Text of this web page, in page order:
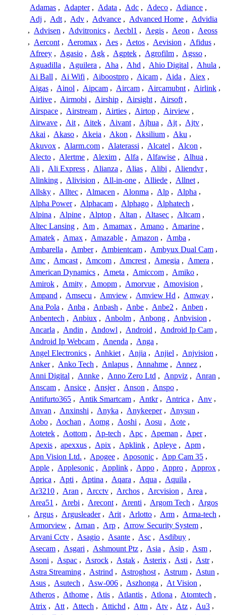
Adamas , Adapter , Adata , Adc , Adeco , Adiance ,
Adj , Adt , Adv , Advance , Advanced Home , Advidia
, Advisen , Advitronics , Aecbl1 , Aegis , Aeon , Aeoss
, Aercont , Aeromax , Aes , Aetos , Aevision , Afidus ,
Afreey , Agasio , Agk , Agptek , Agrofilm , Agsso ,
Aguadilla , Aguilera , Aha , Ahd , Ahio Digital , Ahula ,
Ai Ball , Ai Wifi , Aiboostpro , Aicam , Aida , Aiex ,
Aigas , Ainol , Aipcam , Aircam , Aircamubnt , Airlink ,
Airlive , Airmobi , Airship , Airsight , Airsoft ,
Airspace , Airstream , Airties , Airtop , Airview ,
Airwave , Ait , Aitek , Aivant , Ajhua , Ajt , Ajtv ,
Akai , Akaso , Akeia , Akon , Aksilium , Aku ,
Akuvox , Alarm.com , Alaterassi , Alcatel , Alcon ,
Alecto , Alertme , Alexim , Alfa , Alfawise , Alhua ,
Ali , Ali Express , Alianza , Alias , Alibi , Aliendvr ,
Alinking , Alivision , All-in-one , Alliede , Allnet ,
Allsky , Alltec , Almacen , Alonma , Alp , Alpha ,
Alpha Power , Alphacam , Alphago , Alphatech ,
Alpina , Alpine , Alptop , Altan , Altasec , Altcam ,
Altec Lansing , Am , Amamax , Amano , Amarine ,
Amatek , Amax , Amazable , Amazon , Amba ,
Ambarella , Amber , Ambientcam , Ambyux Dual Cam ,
Amc , Amcast , Amcom , Amcrest , Amegia , Amera ,
American Dynamics , Ameta , Amiccom , Amiko ,
Amirok , Amity , Amopm , Amorvue , Amovision ,
Ampand , Amsecu , Amview , Amview Hd , Amway ,
Ana Pola , Anba , Anbash , Anbe , Anbe2 , Anben ,
Anbentech , Anbiux , Anbolm , Anbong , Anbvision ,
Ancarla , Andin , Andowl , Android , Android Ip Cam ,
Android Ip Webcam , Anenda , Anga ,
Angel Electronics , Anhkiet , Anjia , Anjiel , Anjvision ,
Anker , Anko Tech , Anlapus , Annahme , Annez ,
Anni Digital , Annke , Anno Zero Ltd , Anpviz , Anran ,
Anscam , Ansice , Ansjer , Anson , Anspo ,
Antifurto365 , Antik Smartcam , Antkr , Antrica , Anv ,
Anvan , Anxinshi , Anyka , Anykeeper , Anysun ,
Aobo , Aochan , Aomg , Aoshi , Aosu , Aote ,
Aotetek , Aottom , Ap-tech , Apc , Apeman , Aper ,
Apexis , apexxus , Apix , Apklink , Apleye , Apm ,
Apn Vision Ltd. , Apogee , Aposonic , App Cam 35 ,
Apple , Applesonic , Applink , Appo , Appro , Approx ,
Aprica , Apti , Aptina , Aqara , Aqua , Aquila ,
Ar3210 , Aran , Arcctv , Archos , Arcvision , Area ,
Area51 , Arebi , Arecont , Arenti , Argom Tech , Argos
, Argus , Argusleader , Arit , Arlotto , Arm , Arma-tech ,
Armorview , Arnan , Arp , Arrow Security System ,
Arvani Cctv , Asagio , Asante , Asc , Asdibuy ,
Asecam , Asgari , Ashmount Ptz , Asia , Asip , Asm ,
Asoni , Aspac , Asrock , Astak , Asterix , Asti , Astr ,
Astra Streaming , Astrind , Astroghost , Astrum , Astun ,
Asus , Asutech , Asw-006 , Aszhonga , At Vision ,
Atheros , Athome , Atis , Atlantis , Atlona , Atomtech ,
Atrix , Att , Attech , Attichd , Attn , Atv , Atz , Au3 ,